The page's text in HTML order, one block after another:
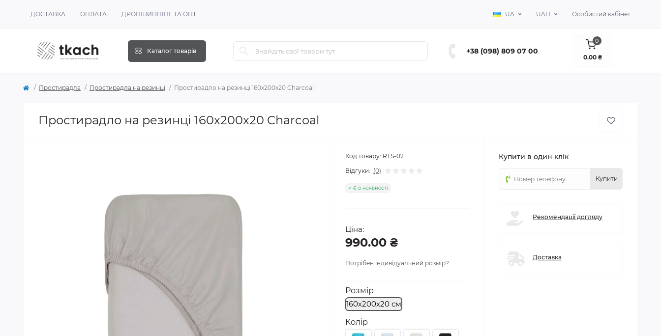
ДОСТАВКА ОПЛАТА ДРОПШИППІНГ ТА ОПТ UA UAH Особистий кабінет
Каталог товарів +38 (098) 809 07 00
0
0.00 ₴
Простирадла Простирадла на резинці Простирадло на резинці 160x200x20 Charcoal
Простирадло на резинці 160x200x20 Charcoal
Код товару: RTS-02
Відгуки: (0)
Є в наявності
Ціна:
990.00 ₴
Потрібен індивідуальний розмір?
Розмір
160х200х20 см
Колір
Купити в один клік
Купити
Рекомендації догляду
Доставка